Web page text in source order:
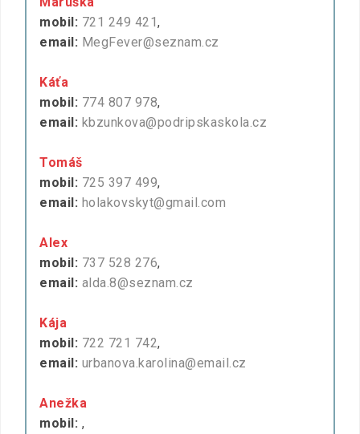
mobil: 721 249 421,
email: MegFever@seznam.cz
Káťa
mobil: 774 807 978,
email: kbzunkova@podripskaskola.cz
Tomáš
mobil: 725 397 499,
email: holakovskyt@gmail.com
Alex
mobil: 737 528 276,
email: alda.8@seznam.cz
Kája
mobil: 722 721 742,
email: urbanova.karolina@email.cz
Anežka
mobil: ,